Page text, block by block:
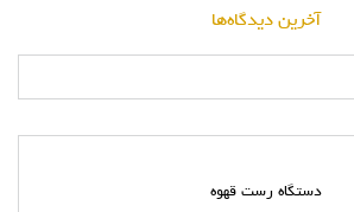
آخرین دیدگاه‌ها
دستگاه رست قهوه